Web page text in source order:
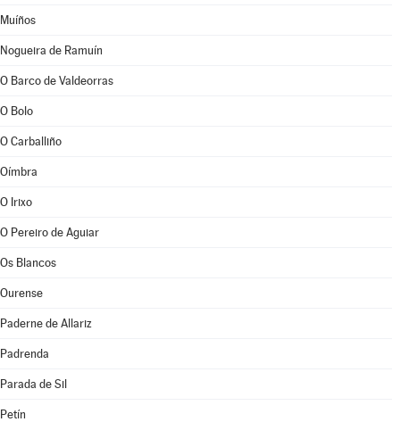
Muíños
Nogueira de Ramuín
O Barco de Valdeorras
O Bolo
O Carballiño
Oímbra
O Irixo
O Pereiro de Aguiar
Os Blancos
Ourense
Paderne de Allariz
Padrenda
Parada de Sil
Petín